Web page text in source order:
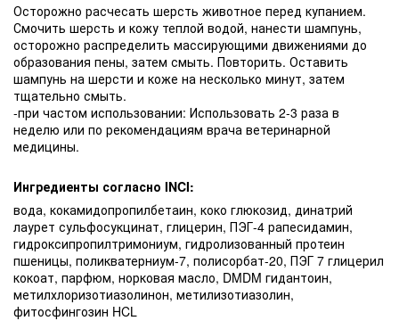
Осторожно расчесать шерсть животное перед купанием.
Смочить шерсть и кожу теплой водой, нанести шампунь,
осторожно распределить массирующими движениями до
образования пены, затем смыть. Повторить. Оставить
шампунь на шерсти и коже на несколько минут, затем
тщательно смыть.
-при частом использовании: Использовать 2-3 раза в
неделю или по рекомендациям врача ветеринарной
медицины.
Ингредиенты согласно INCI:
вода, кокамидопропилбетаин, коко глюкозид, динатрий
лаурет сульфосукцинат, глицерин, ПЭГ-4 рапесидамин,
гидроксипропилтримониум, гидролизованный протеин
пшеницы, поликватерниум-7, полисорбат-20, ПЭГ 7 глицерил
кокоат, парфюм, норковая масло, DMDM гидантоин,
метилхлоризотиазолинон, метилизотиазолин,
фитосфингозин HCL